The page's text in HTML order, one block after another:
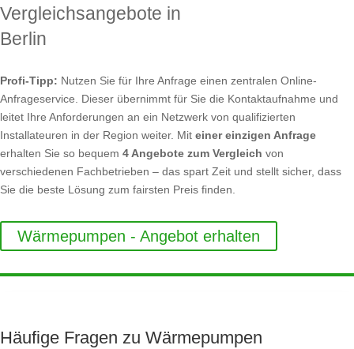
Vergleichsangebote in
Berlin
Profi-Tipp: Nutzen Sie für Ihre Anfrage einen zentralen Online-
Anfrageservice. Dieser übernimmt für Sie die Kontaktaufnahme und
leitet Ihre Anforderungen an ein Netzwerk von qualifizierten
Installateuren in der Region weiter. Mit einer einzigen Anfrage
erhalten Sie so bequem 4 Angebote zum Vergleich von
verschiedenen Fachbetrieben – das spart Zeit und stellt sicher, dass
Sie die beste Lösung zum fairsten Preis finden.
Wärmepumpen - Angebot erhalten
Häufige Fragen zu Wärmepumpen